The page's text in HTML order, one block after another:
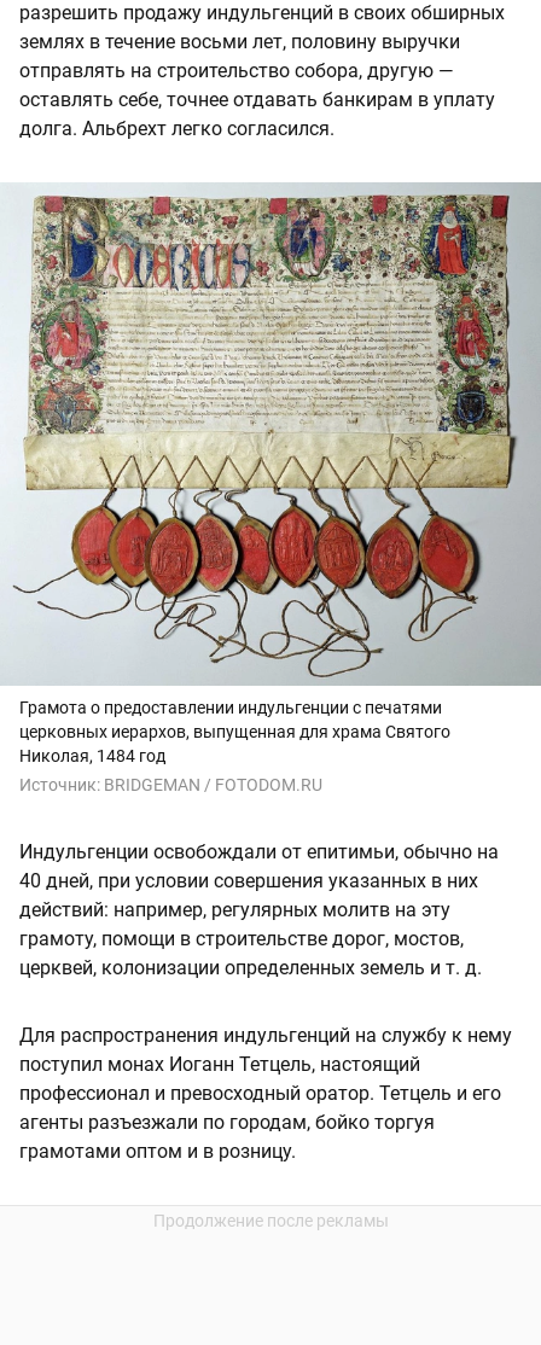
разрешить продажу индульгенций в своих обширных
землях в течение восьми лет, половину выручки
отправлять на строительство собора, другую —
оставлять себе, точнее отдавать банкирам в уплату
долга. Альбрехт легко согласился.
Грамота о предоставлении индульгенции с печатями
церковных иерархов, выпущенная для храма Святого
Николая, 1484 год
Источник: BRIDGEMAN / FOTODOM.RU
Индульгенции освобождали от епитимьи, обычно на
40 дней, при условии совершения указанных в них
действий: например, регулярных молитв на эту
грамоту, помощи в строительстве дорог, мостов,
церквей, колонизации определенных земель и т. д.
Для распространения индульгенций на службу к нему
поступил монах Иоганн Тетцель, настоящий
профессионал и превосходный оратор. Тетцель и его
агенты разъезжали по городам, бойко торгуя
грамотами оптом и в розницу.